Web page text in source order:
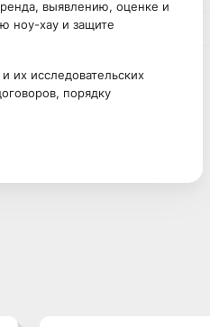
выявлению, оценке и
ноу-хау и защите
их исследовательских
порядку